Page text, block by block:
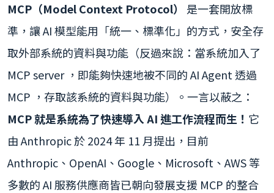
MCP（Model Context Protocol）
是一套開放標
準，讓 AI 模型能用「統一、標準化」的方式，安全存
取外部系統的資料與功能（反過來說：當系統加入了
MCP server ，即能夠快速地被不同的 AI Agent 透過
MCP ，存取該系統的資料與功能）。一言以蔽之：
MCP 就是系統為了快速導入 AI 進工作流程而生！ 它
由 Anthropic 於 2024 年 11 月提出，目前
Anthropic、OpenAI、Google、Microsoft、AWS 等
多數的 AI 服務供應商皆已朝向發展支援 MCP 的整合